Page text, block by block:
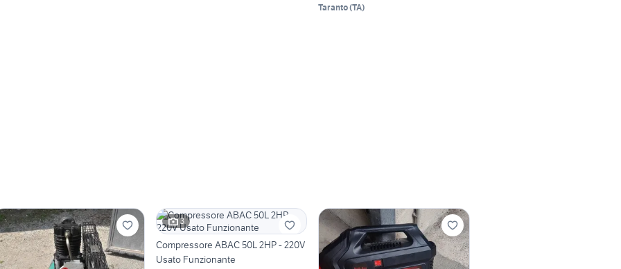
Taranto(TA)
3
Compressore ABAC 50L 2HP - 220V
Usato Funzionante